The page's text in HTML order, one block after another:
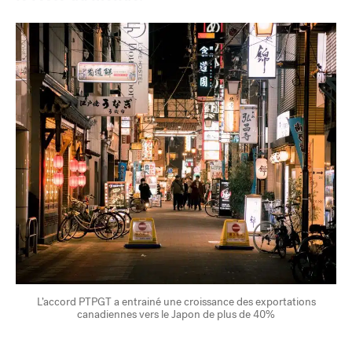
L’accord PTPGT a entrainé une croissance des exportations
canadiennes vers le Japon de plus de 40%